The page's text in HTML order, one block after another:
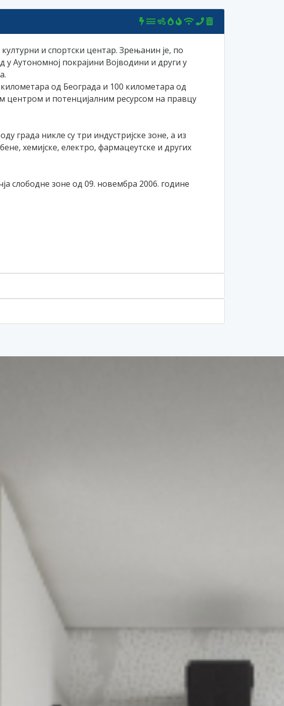
и спортски центар. Зрењанин је, по
Аутономној покрајини Војводини и други у
од Београда и 100 километара од
и потенцијалним ресурсом на правцу
града никле су три индустријске зоне, а из
хемијске, електро, фармацеутске и других
слободне зоне од 09. новембра 2006. године